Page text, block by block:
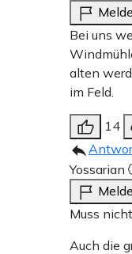
Bei uns
alten
im Feld.
14
Yossarian
Muss
Auch die